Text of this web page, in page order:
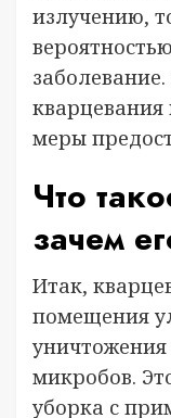
излучению,
меры
Что
зачем
Итак,
помещения
уничтожения
микробов.
уборка с